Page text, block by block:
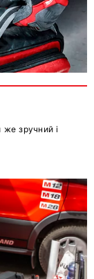
же зручний і